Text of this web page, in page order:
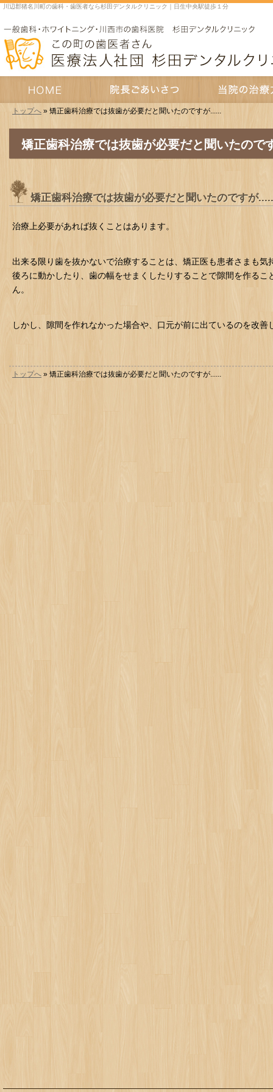
矯正歯科治療では抜歯が必要だと聞いたので
川辺郡猪名川町の歯科・歯医者なら杉田デンタルクリニック｜日生中央駅徒歩１分
トップへ » 矯正歯科治療では抜歯が必要だと聞いたのですが......
矯正歯科治療では抜歯が必要だと聞いたのですが
治療上必要があれば抜くことはあります。
出来る限り歯を抜かないで治療することは、矯正医も患者さまも
後ろに動かしたり、歯の幅をせまくしたりすることで隙間を作る
ん。
しかし、隙間を作れなかった場合や、口元が前に出ているのを改
トップへ » 矯正歯科治療では抜歯が必要だと聞いたのですが......